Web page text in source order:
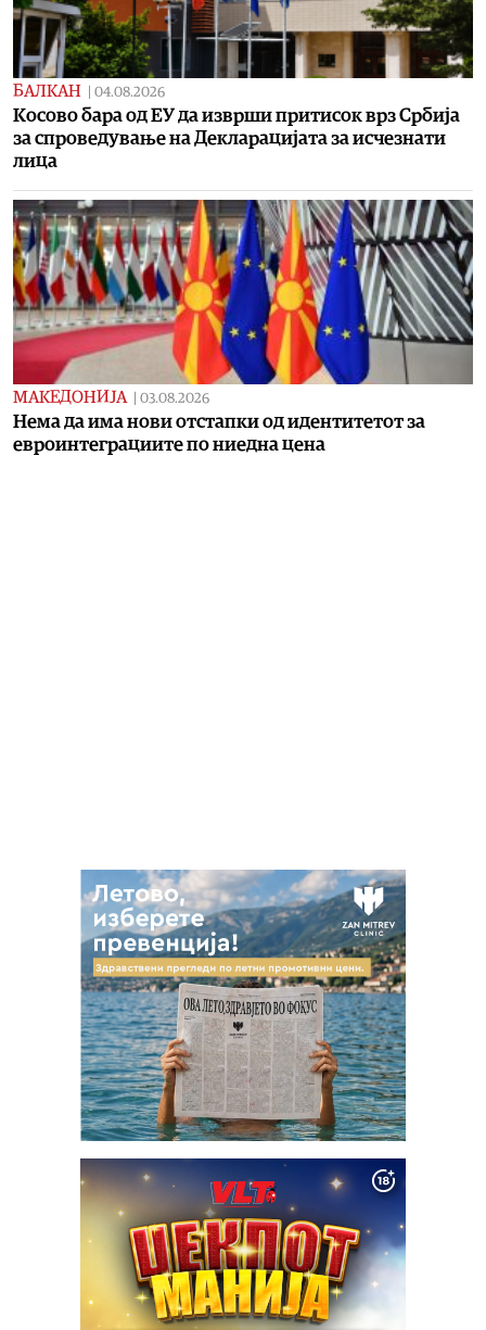
БАЛКАН 04.08.2026
Косово бара од ЕУ да изврши притисок врз Србија
за спроведување на Декларацијата за исчезнати
лица
МАКЕДОНИЈА 03.08.2026
Нема да има нови отстапки од идентитетот за
евроинтеграциите по ниедна цена